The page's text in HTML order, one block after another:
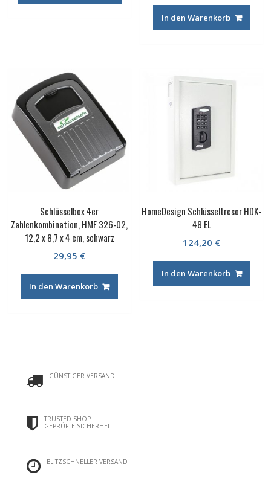
In den Warenkorb
Schlüsselbox 4er
Zahlenkombination, HMF 326-02,
12,2 x 8,7 x 4 cm, schwarz
29,95 €
In den Warenkorb
HomeDesign Schlüsseltresor HDK-
48 EL
124,20 €
In den Warenkorb
GÜNSTIGER VERSAND
TRUSTED SHOP
GEPRÜFTE SICHERHEIT
BLITZSCHNELLER VERSAND